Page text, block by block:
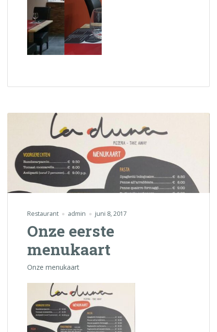
Restaurant admin juni 8, 2017
Onze eerste
menukaart
Onze menukaart